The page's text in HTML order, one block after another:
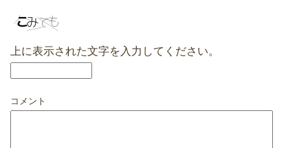
上に表示された文字を入力してください。
コメント